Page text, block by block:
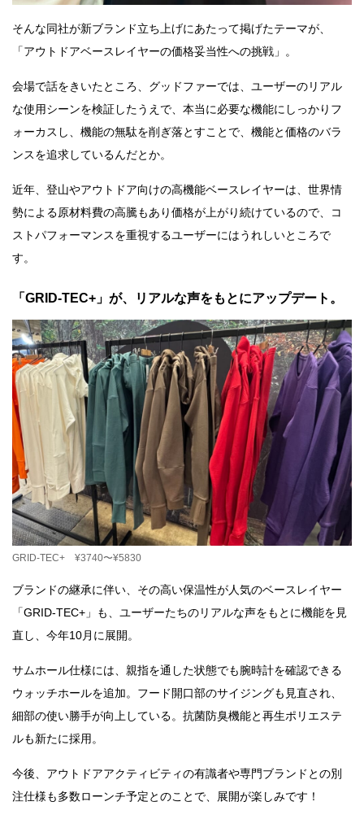
そんな同社が新ブランド立ち上げにあたって掲げたテーマが、
「アウトドアベースレイヤーの価格妥当性への挑戦」。
会場で話をきいたところ、グッドファーでは、ユーザーのリアル
な使用シーンを検証したうえで、本当に必要な機能にしっかりフ
ォーカスし、機能の無駄を削ぎ落とすことで、機能と価格のバラ
ンスを追求しているんだとか。
近年、登山やアウトドア向けの高機能ベースレイヤーは、世界情
勢による原材料費の高騰もあり価格が上がり続けているので、コ
ストパフォーマンスを重視するユーザーにはうれしいところで
す。
「GRID-TEC+」が、リアルな声をもとにアップデート。
GRID-TEC+ ¥3740〜¥5830
ブランドの継承に伴い、その高い保温性が人気のベースレイヤー
「GRID-TEC+」も、ユーザーたちのリアルな声をもとに機能を見
直し、今年10月に展開。
サムホール仕様には、親指を通した状態でも腕時計を確認できる
ウォッチホールを追加。フード開口部のサイジングも見直され、
細部の使い勝手が向上している。抗菌防臭機能と再生ポリエステ
ルも新たに採用。
今後、アウトドアアクティビティの有識者や専門ブランドとの別
注仕様も多数ローンチ予定とのことで、展開が楽しみです！